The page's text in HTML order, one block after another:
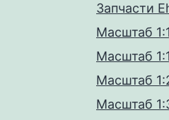
Запчасти
Масштаб
Масштаб
Масштаб
Масштаб